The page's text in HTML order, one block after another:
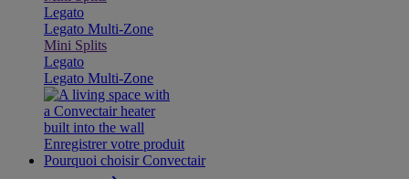
Legato
Legato Multi-Zone
Mini Splits
Legato
Legato Multi-Zone
Enregistrer votre produit
Pourquoi choisir Convectair